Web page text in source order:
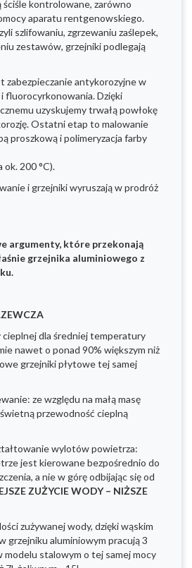
kontrolowane, zarówno
aparatu rentgenowskiego.
szlifowaniu, zgrzewaniu zaślepek,
zestawów, grzejniki podlegają
zabezpieczanie antykorozyjne w
fluorocyrkonowania. Dzięki
uzyskujemy trwałą powłokę
Ostatni etap to malowanie
proszkową i polimeryzacja farby
200 °C).
i grzejniki wyruszają w prodróż
argumenty, które przekonają
grzejnika aluminiowego z
cieplnej dla średniej temperatury
nawet o ponad 90% większym niż
grzejniki płytowe tej samej
ze względu na małą masę
przewodność cieplną
wylotów powietrza:
jest kierowane bezpośrednio do
a nie w górę odbijając się od
ZUŻYCIE WODY – NIŻSZE
zużywanej wody, dzięki wąskim
grzejniku aluminiowym pracują 3
modelu stalowym o tej samej mocy